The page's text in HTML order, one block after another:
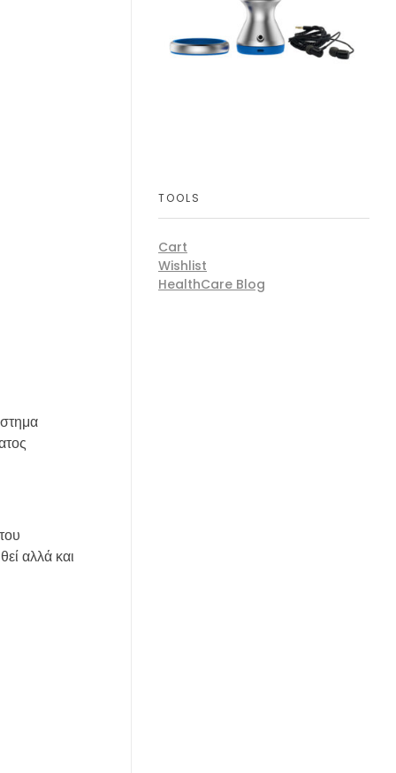
αλλά και
TOOLS
Cart
Wishlist
HealthCare Blog